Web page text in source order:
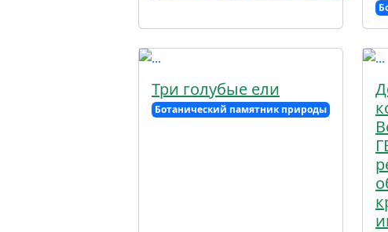
Три голубые ели
Ботанический памятник природы